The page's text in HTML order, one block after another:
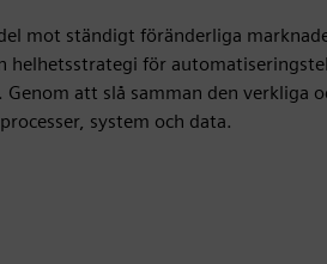
mot ständigt föränderliga
för
att slå samman den verkliga
system och data.